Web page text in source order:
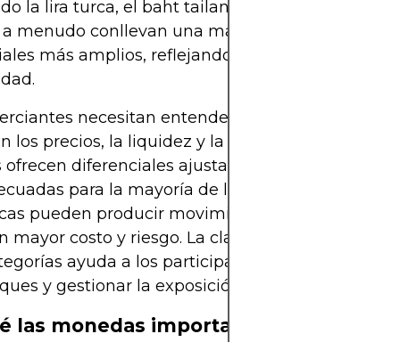
la lira turca, el baht tailandés o el rand
menudo conllevan una mayor volatilidad y
más amplios, reflejando tanto riesgo como
necesitan entender esta jerarquía
los precios, la liquidez y la estrategia. Las
ofrecen diferenciales ajustados y alta liquidez, lo
para la mayoría de las estrategias,
pueden producir movimientos
mayor costo y riesgo. La clasificación de
ayuda a los participantes del mercado a
y gestionar la exposición en consecuencia.
las monedas importan en Forex